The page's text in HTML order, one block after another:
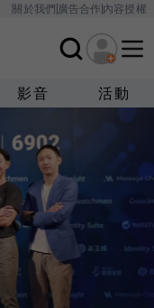
關於我們廣告合作內容授權
影音 活動